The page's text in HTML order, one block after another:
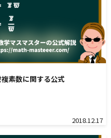
複素数に関する公式
2018.12.17